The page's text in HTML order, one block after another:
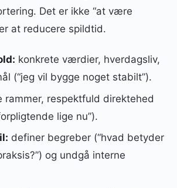
Det er ikke “at være
at reducere spildtid.
konkrete værdier, hverdagsliv,
(“jeg vil bygge noget stabilt”).
rammer, respektfuld direktehed
lige nu”).
definer begreber (“hvad betyder
og undgå interne